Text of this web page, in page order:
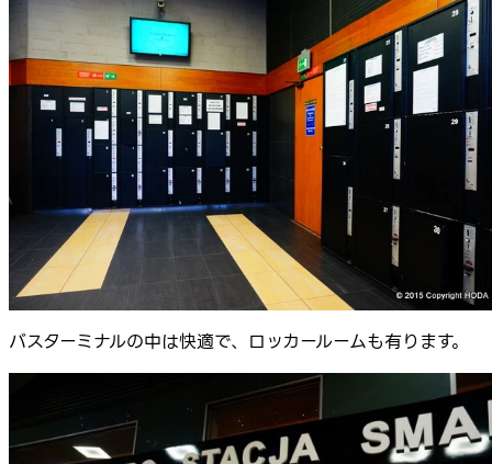
バスターミナルの中は快適で、ロッカールームも有ります。